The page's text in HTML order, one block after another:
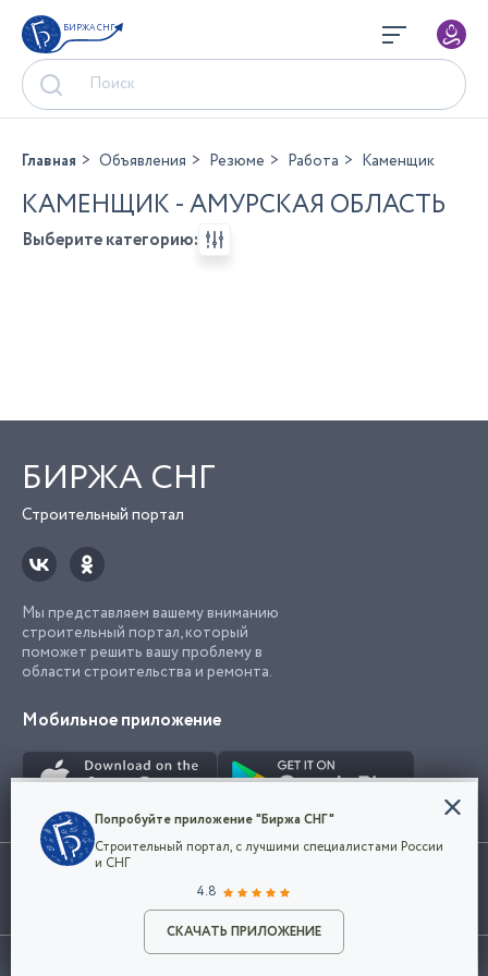
БИРЖА СНГ
Разместить объявление
Главная Объявления Резюме Работа Каменщик
КАМЕНЩИК - АМУРСКАЯ ОБЛАСТЬ
Выберите категорию:
БИРЖА СНГ
Строительный портал
Мы представляем вашему вниманию
строительный портал, который
поможет решить вашу проблему в
области строительства и ремонта.
Мобильное приложение
Использование сайта, в том числе подача объявлений, означает
марки представленные на сайте являются собственностью их
©2026Биржа СНГ
Конфиденциальность
Мы используем файлы cookie, чтобы сделать
наш сайт удобным для каждого
Политикой конфиденциальности компании
и принимаете условия использования cookie.
Попробуйте приложение "Биржа СНГ"
Строительный портал, с лучшими специалистами России
и СНГ
4.8
СКАЧАТЬ ПРИЛОЖЕНИЕ